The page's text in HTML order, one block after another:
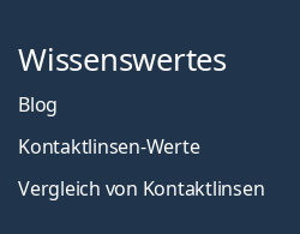
Wissenswertes
Blog
Kontaktlinsen-Werte
Vergleich von Kontaktlinsen